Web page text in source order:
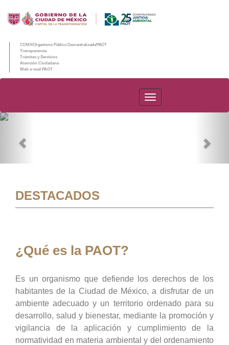
CDMX/Organismo Público Descentralizado/PAOT
Transparencia
Trámites y Servicios
Atención Ciudadana
Web e-mail PAOT
PAOT
DESTACADOS
¿Qué es la PAOT?
Es un organismo que defiende los derechos de los
habitantes de la Ciudad de México, a disfrutar de un
ambiente adecuado y un territorio ordenado para su
desarrollo, salud y bienestar, mediante la promoción y
vigilancia de la aplicación y cumplimiento de la
normatividad en materia ambiental y del ordenamiento